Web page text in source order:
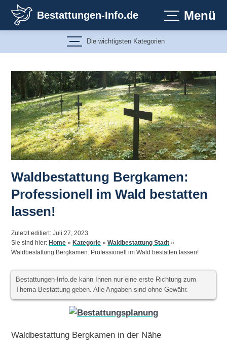
Inhalt
springen
Bestattungen-Info.de Menü
Die wichtigsten Kategorien
Waldbestattung Bergkamen:
Professionell im Wald bestatten
lassen!
Zuletzt editiert: Juli 27, 2023
Sie sind hier:Home »Kategorie »Waldbestattung Stadt »
Waldbestattung Bergkamen: Professionell im Wald bestatten lassen!
Bestattungen-Info.de kann Ihnen nur eine erste Richtung zum
Thema Bestattung geben. Alle Angaben sind ohne Gewähr.
Waldbestattung Bergkamen in der Nähe